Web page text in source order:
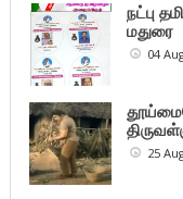
நட்பு
மதுரை
04
25